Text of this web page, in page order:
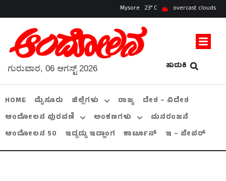
Mysore 23 overcast clouds
ಹುಡುಕಿ
ಗುರುವಾರ, 06 ಆಗಸ್ಟ್ 2026
HOME ಮೈಸೂರು ಜಿಲ್ಲೆಗಳು ರಾಜ್ಯ
ದೇಶ – ವಿದೇಶ
ಆಂದೋಲನ ಪುರವಣಿ
ಅಂಕಣಗಳು
ಮನರಂಜನೆ
ಆಂದೋಲನ 50
ಇದ್ದದ್ದು ಇದ್ಹಾಂಗ ಕಾರ್ಟೂನ್ ಇ – ಪೇಪರ್